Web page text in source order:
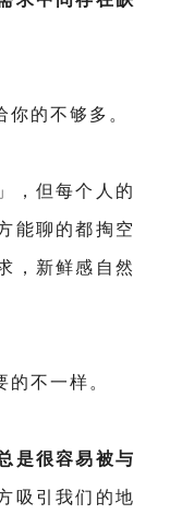
你的不够多。
，但每个人的
能聊的都掏空
，新鲜感自然
的不一样。
是很容易被与
吸引我们的地